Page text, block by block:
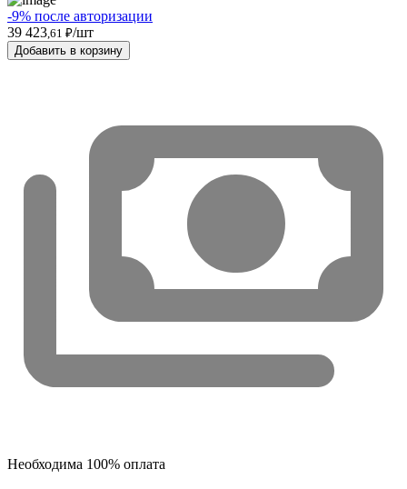
-9% после авторизации
39 423 ,61 ₽/шт
Добавить в корзину
Необходима 100% оплата